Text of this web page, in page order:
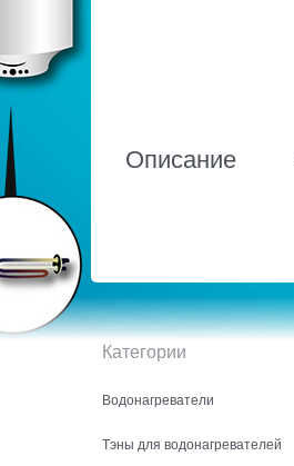
Описание
Категории
Водонагреватели
Тэны для водонагревателей